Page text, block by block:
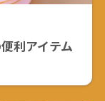
利アイテム